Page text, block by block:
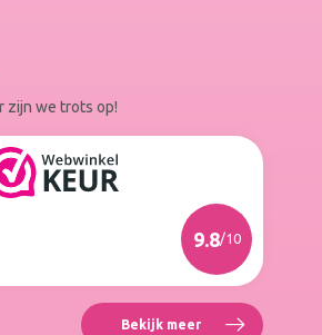
zijn we trots op!
9.8/10
Bekijk meer Reviews